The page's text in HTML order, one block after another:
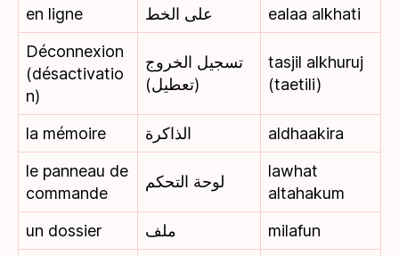
en ligne
على الخط
ealaa alkhati
Déconnexion
(désactivatio
n)
تسجيل الخروج
(تعطيل)
tasjil alkhuruj
(taetili)
la mémoire الذاكرة
aldhaakira
le panneau de
commande
لوحة التحكم
lawhat
altahakum
un dossier
ملف
milafun